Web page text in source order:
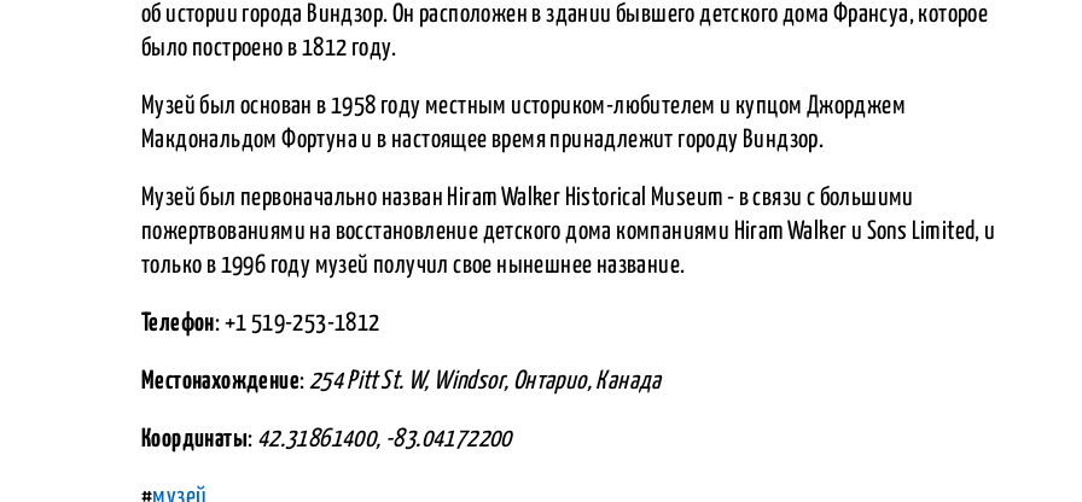
об истории города Виндзор. Он расположен в здании бывшего детского дома Франсуа, которое
было построено в 1812 году.
Музей был основан в 1958 году местным историком-любителем и купцом Джорджем
Макдональдом Фортуна и в настоящее время принадлежит городу Виндзор.
Музей был первоначально назван Hiram Walker Historical Museum - в связи с большими
пожертвованиями на восстановление детского дома компаниями Hiram Walker и Sons Limited, и
только в 1996 году музей получил свое нынешнее название.
Телефон: +1 519-253-1812
Местонахождение: 254 Pitt St. W, Windsor, Онтарио, Канада
Координаты: 42.31861400, -83.04172200
#музей